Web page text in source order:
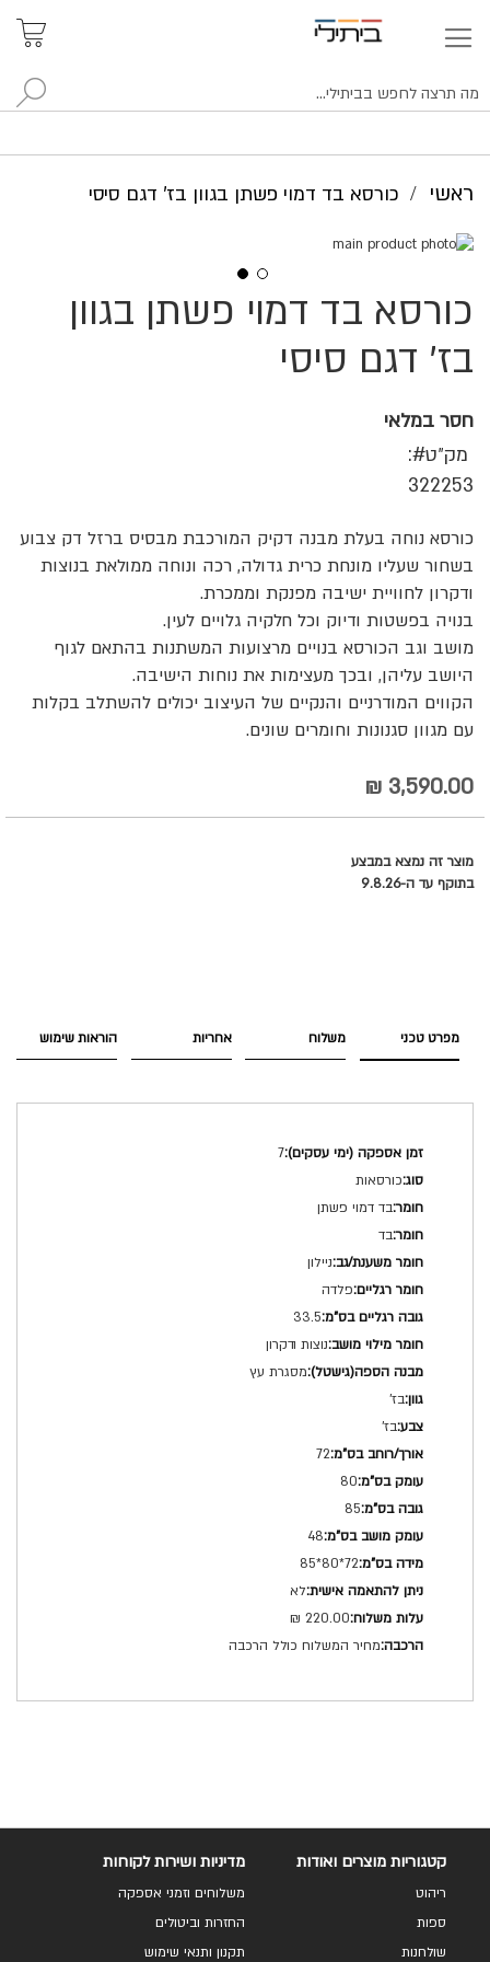
ראשי כורסא בד דמוי פשתן בגוון בז' דגם סיסי
כורסא בד דמוי פשתן בגוון
בז' דגם סיסי
חסר במלאי
מק״ט
322253
כורסא נוחה בעלת מבנה דקיק המורכבת מבסיס ברזל דק צבוע
בשחור שעליו מונחת כרית גדולה, רכה ונוחה ממולאת בנוצות
ודקרון לחוויית ישיבה מפנקת וממכרת.
בנויה בפשטות ודיוק וכל חלקיה גלויים לעין.
מושב וגב הכורסא בנויים מרצועות המשתנות בהתאם לגוף
היושב עליהן, ובכך מעצימות את נוחות הישיבה.
הקווים המודרניים והנקיים של העיצוב יכולים להשתלב בקלות
עם מגוון סגנונות וחומרים שונים.
3,590.00 ₪
מוצר זה נמצא במבצע
בתוקף עד ה-9.8.26
לדלג
גלריית
לדלג
להתחלה
גלריית
מפרט טכני
מפרט
טכני
7
כורסאות
בד דמוי פשתן
בד
ניילון
פלדה
33.5
נוצות ודקרון
מסגרת עץ
בז'
בז'
72
80
85
48
72*80*85
לא
220.00 ₪
מחיר המשלוח כולל הרכבה
משלוח אחריות הוראות שימוש
קטגוריות מוצרים ואודות
ריהוט
ספות
שולחנות
מדיניות ושירות לקוחות
משלוחים וזמני אספקה
החזרות וביטולים
תקנון ותנאי שימוש